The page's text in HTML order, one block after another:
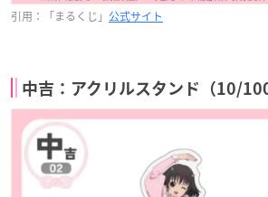
引用：「まるくじ」 公式サイト
中吉：アクリルスタンド（10/